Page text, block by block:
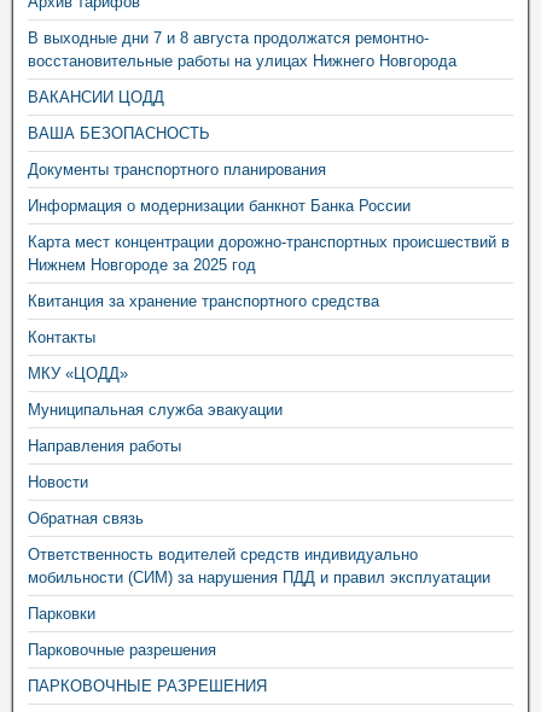
В выходные дни 7 и 8 августа продолжатся ремонтно-
восстановительные работы на улицах Нижнего Новгорода
ВАКАНСИИ ЦОДД
ВАША БЕЗОПАСНОСТЬ
Документы транспортного планирования
Информация о модернизации банкнот Банка России
Карта мест концентрации дорожно-транспортных происшествий в
Нижнем Новгороде за 2025 год
Квитанция за хранение транспортного средства
Контакты
МКУ «ЦОДД»
Муниципальная служба эвакуации
Направления работы
Новости
Обратная связь
Ответственность водителей средств индивидуально
мобильности (СИМ) за нарушения ПДД и правил эксплуатации
Парковки
Парковочные разрешения
ПАРКОВОЧНЫЕ РАЗРЕШЕНИЯ